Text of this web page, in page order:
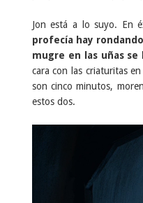
Jon está a lo suyo. En
profecía hay
mugre en las uñas
cara con las criaturitas
son cinco minutos,
estos dos.